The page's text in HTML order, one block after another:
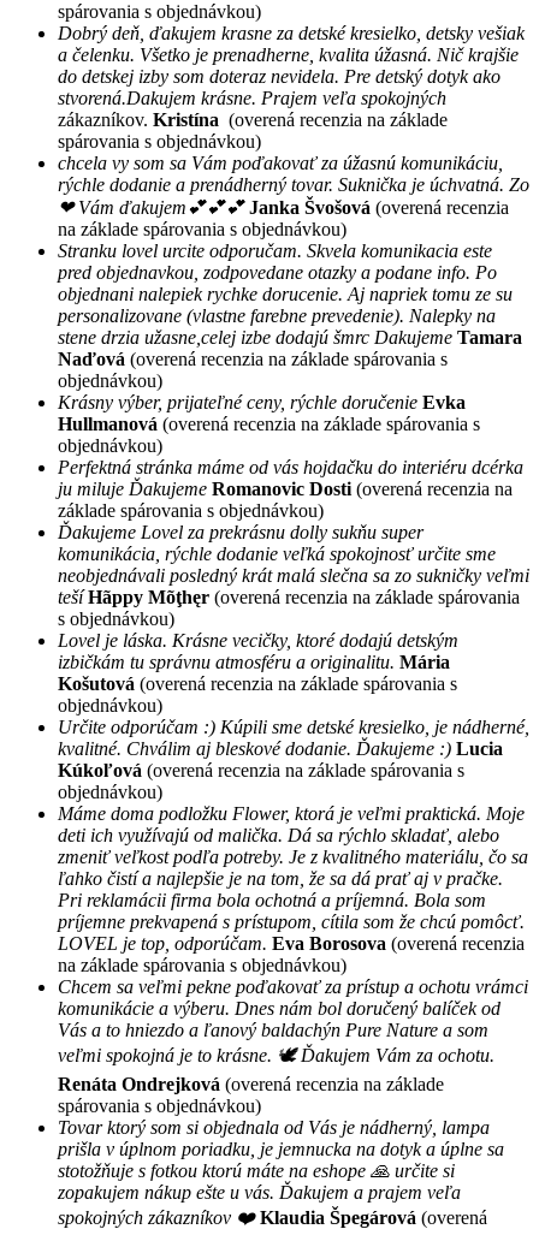
spárovania s objednávkou)
Dobrý deň, ďakujem krasne za detské kresielko, detsky vešiak
a čelenku. Všetko je prenadherne, kvalita úžasná. Nič krajšie
do detskej izby som doteraz nevidela. Pre detský dotyk ako
stvorená.Dakujem krásne. Prajem veľa spokojných
zákazníkov. Kristína (overená recenzia na základe
spárovania s objednávkou)
chcela vy som sa Vám poďakovať za úžasnú komunikáciu,
rýchle dodanie a prenádherný tovar. Suknička je úchvatná. Zo
❤ Vám ďakujem💕💕💕 Janka Švošová (overená recenzia
na základe spárovania s objednávkou)
Stranku lovel urcite odporučam. Skvela komunikacia este
pred objednavkou, zodpovedane otazky a podane info. Po
objednani nalepiek rychke dorucenie. Aj napriek tomu ze su
personalizovane (vlastne farebne prevedenie). Nalepky na
stene drzia užasne,celej izbe dodajú šmrc Dakujeme Tamara
Naďová (overená recenzia na základe spárovania s
objednávkou)
Krásny výber, prijateľné ceny, rýchle doručenie Evka
Hullmanová (overená recenzia na základe spárovania s
objednávkou)
Perfektná stránka máme od vás hojdačku do interiéru dcérka
ju miluje Ďakujeme Romanovic Dosti (overená recenzia na
základe spárovania s objednávkou)
Ďakujeme Lovel za prekrásnu dolly sukňu super
komunikácia, rýchle dodanie veľká spokojnosť určite sme
neobjednávali posledný krát malá slečna sa zo sukničky veľmi
tešíHãppy Mõţhęr (overená recenzia na základe spárovania
s objednávkou)
Lovel je láska. Krásne vecičky, ktoré dodajú detským
izbičkám tu správnu atmosféru a originalitu. Mária
Košutová (overená recenzia na základe spárovania s
objednávkou)
Určite odporúčam :) Kúpili sme detské kresielko, je nádherné,
kvalitné. Chválim aj bleskové dodanie. Ďakujeme :) Lucia
Kúkoľová (overená recenzia na základe spárovania s
objednávkou)
Máme doma podložku Flower, ktorá je veľmi praktická. Moje
deti ich využívajú od malička. Dá sa rýchlo skladať, alebo
zmeniť veľkost podľa potreby. Je z kvalitného materiálu, čo sa
ľahko čistí a najlepšie je na tom, že sa dá prať aj v pračke.
Pri reklamácii firma bola ochotná a príjemná. Bola som
príjemne prekvapená s prístupom, cítila som že chcú pomôcť.
LOVEL je top, odporúčam. Eva Borosova (overená recenzia
na základe spárovania s objednávkou)
Chcem sa veľmi pekne poďakovať za prístup a ochotu vrámci
komunikácie a výberu. Dnes nám bol doručený balíček od
Vás a to hniezdo a ľanový baldachýn Pure Nature a som
veľmi spokojná je to krásne. 🕊 Ďakujem Vám za ochotu.
Renáta Ondrejková (overená recenzia na základe
spárovania s objednávkou)
Tovar ktorý som si objednala od Vás je nádherný, lampa
prišla v úplnom poriadku, je jemnucka na dotyk a úplne sa
stotožňuje s fotkou ktorú máte na eshope 🙏 určite si
zopakujem nákup ešte u vás. Ďakujem a prajem veľa
spokojných zákazníkov ❤️ Klaudia Špegárová (overená